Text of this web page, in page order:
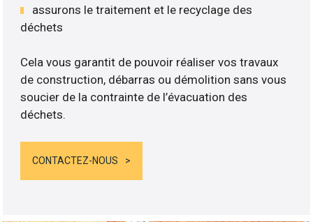
assurons le traitement et le recyclage des
déchets
Cela vous garantit de pouvoir réaliser vos travaux
de construction, débarras ou démolition sans vous
soucier de la contrainte de l’évacuation des
déchets.
CONTACTEZ-NOUS